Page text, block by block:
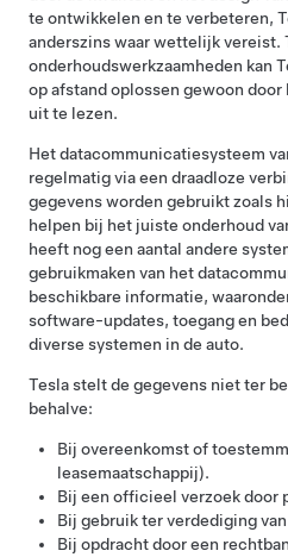
te ontwikkelen en te verbeteren,
anderszins waar wettelijk vereist.
onderhoudswerkzaamheden kan
op afstand oplossen gewoon door
uit te lezen.
Het datacommunicatiesysteem
regelmatig via een draadloze
gegevens worden gebruikt zoals
helpen bij het juiste onderhoud
heeft nog een aantal andere
gebruikmaken van het
beschikbare informatie,
software-updates, toegang en
diverse systemen in de auto.
Tesla stelt de gegevens niet ter
behalve:
Bij overeenkomst of
leasemaatschappij).
Bij een officieel verzoek door
Bij gebruik ter verdediging van
Bij opdracht door een